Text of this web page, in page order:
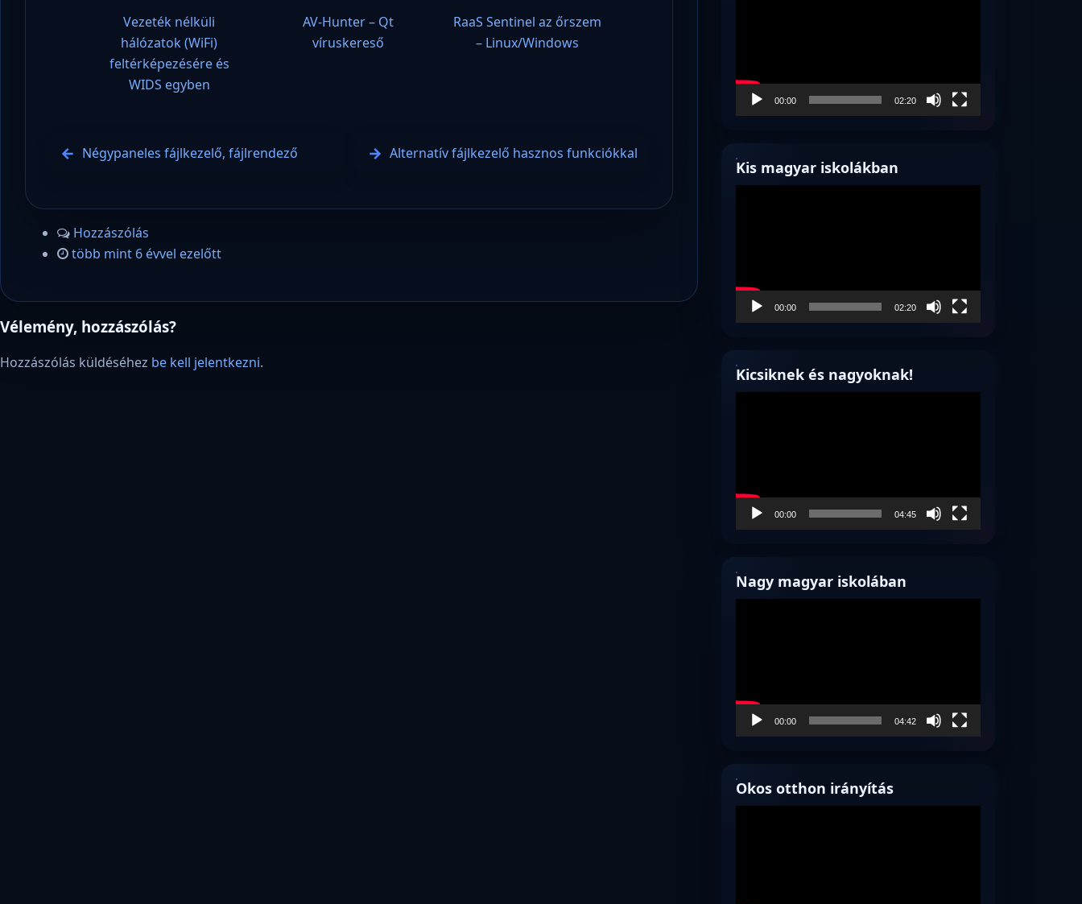
Vezeték nélküli
hálózatok (WiFi)
feltérképezésére és
WIDS egyben
AV-Hunter – Qt
víruskereső
RaaS Sentinel az őrszem
– Linux/Windows
Négypaneles fájlkezelő, fájlrendező Alternatív fájlkezelő hasznos funkciókkal
Hozzászólás
több mint 6 évvel ezelőtt
Vélemény, hozzászólás?
Hozzászólás küldéséhez be kell jelentkezni.
00:00 02:20
Kis magyar iskolákban
00:00 02:20
Kicsiknek és nagyoknak!
00:00 04:45
Nagy magyar iskolában
00:00 04:42
Okos otthon irányítás